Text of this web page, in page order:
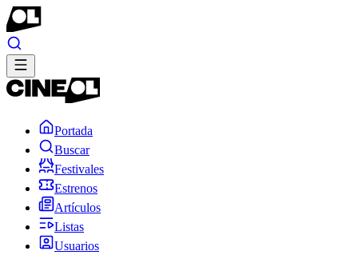
Portada
Buscar
Festivales
Estrenos
Artículos
Listas
Usuarios